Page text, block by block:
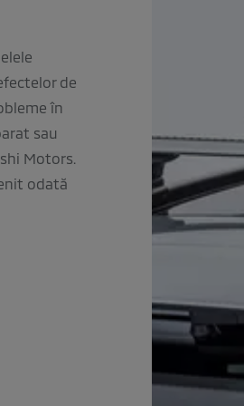
de
în
sau
Motors.
odată